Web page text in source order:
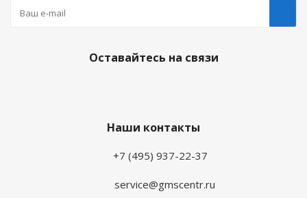
Оставайтесь на связи
Наши контакты
+7 (495) 937-22-37
service@gmscentr.ru